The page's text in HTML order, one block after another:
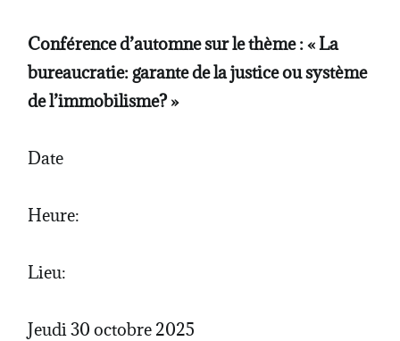
Conférence d’automne sur le thème : « La
bureaucratie: garante de la justice ou système
de l’immobilisme? »
Date
Heure:
Lieu:
Jeudi 30 octobre 2025